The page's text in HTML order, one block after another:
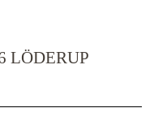
LÖDERUP